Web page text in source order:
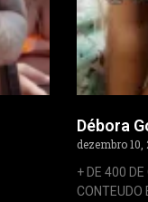
Débora
dezembro 10,
+ DE 400 DE
CONTEUDO